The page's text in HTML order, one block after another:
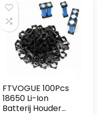
FTVOGUE 100Pcs
18650 Li-Ion
Batterij Houder